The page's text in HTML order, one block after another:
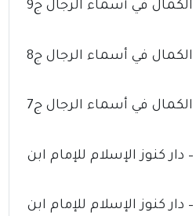
كتاب تذهيب تهذيب الكمال في أسماء الرجال ج9
كتاب تذهيب تهذيب الكمال في أسماء الرجال ج8
كتاب تذهيب تهذيب الكمال في أسماء الرجال ج7
المغني ج17 ط – دار كنوز الإسلام للإمام ابن
المغني ج16 ط – دار كنوز الإسلام للإمام ابن